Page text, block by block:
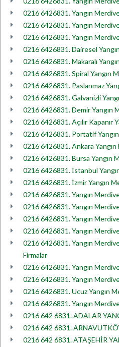
0216 6426831. Yangın
0216 6426831. Yangın
0216 6426831. Yangın
0216 6426831. Dairesel
0216 6426831. Makaralı
0216 6426831. Spiral Yangın
0216 6426831. Paslanmaz
0216 6426831. Galvanizli
0216 6426831. Demir Yangın
0216 6426831. Açılır Kapanır
0216 6426831. Portatif
0216 6426831. Ankara
0216 6426831. Bursa Yangın
0216 6426831. İstanbul
0216 6426831. İzmir Yangın
0216 6426831. Yangın
0216 6426831. Yangın
0216 6426831. Yangın
0216 6426831. Yangın
0216 6426831. Yangın
Firmalar
0216 6426831. Yangın
0216 6426831. Yangın
0216 6426831. Ucuz Yangın
0216 6426831. Yangın
0216 642 6831. ADALAR
0216 642 6831.
0216 642 6831. ATAŞEHİR